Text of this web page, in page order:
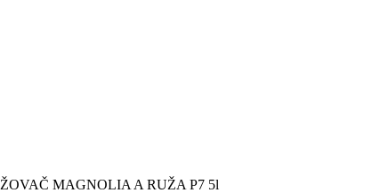
MAGNOLIA A RUŽA P7 5l